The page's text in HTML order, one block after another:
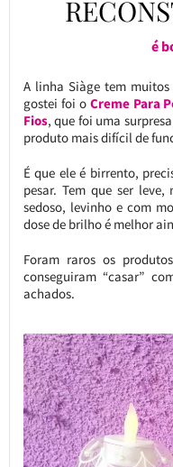
é
A linha Siàge tem
gostei foi o Creme Para
Fios, que foi uma
produto mais difícil de
É que ele é birrento,
pesar. Tem que ser
sedoso, levinho e com
dose de brilho é melhor
Foram raros os
conseguiram “casar”
achados.